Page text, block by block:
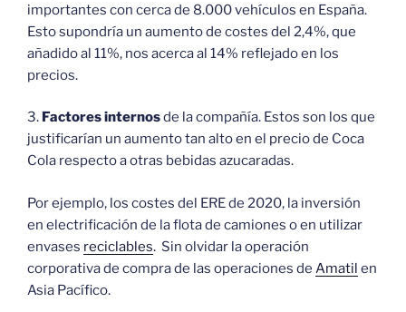
importantes con cerca de 8.000 vehículos en España.
Esto supondría un aumento de costes del 2,4%, que
añadido al 11%, nos acerca al 14% reflejado en los
precios.
3. Factores internosde la compañía. Estos son los que
justificarían un aumento tan alto en el precio de Coca
Cola respecto a otras bebidas azucaradas.
Por ejemplo, los costes del ERE de 2020, la inversión
en electrificación de la flota de camiones o en utilizar
envases reciclables. Sin olvidar la operación
corporativa de compra de las operaciones de Amatil en
Asia Pacífico.